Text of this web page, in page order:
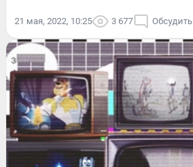
21 мая, 2022, 10:25 3 677 Обсудить